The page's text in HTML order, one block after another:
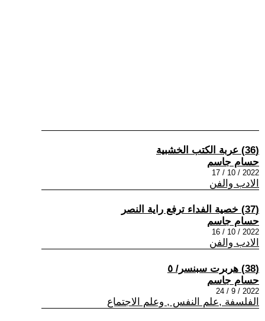
(36) عربة الكتب الخشبية
حسام جاسم
2022 / 10 / 17
الادب والفن
(37) خصية الفداء ترفع راية النصر
حسام جاسم
2022 / 10 / 16
الادب والفن
(38) هربرت سبنسر/ ٥
حسام جاسم
2022 / 9 / 24
الفلسفة ,علم النفس , وعلم الاجتماع